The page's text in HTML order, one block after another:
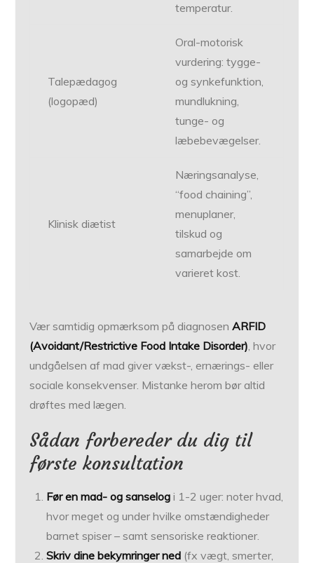
temperatur.
Talepædagog
(logopæd)
Oral-motorisk
vurdering: tygge-
og synkefunktion,
mundlukning,
tunge- og
læbebevægelser.
Klinisk diætist
Næringsanalyse,
“food chaining”,
menuplaner,
tilskud og
samarbejde om
varieret kost.
Vær samtidig opmærksom på diagnosenARFID
(Avoidant/Restrictive Food Intake Disorder), hvor
undgåelsen af mad giver vækst-, ernærings- eller
sociale konsekvenser. Mistanke herom bør altid
drøftes med lægen.
Sådan forbereder du dig til
første konsultation
Før en mad- og sanselog i 1-2 uger: noter hvad,
hvor meget og under hvilke omstændigheder
barnet spiser – samt sensoriske reaktioner.
Skriv dine bekymringer ned (fx vægt, smerter,